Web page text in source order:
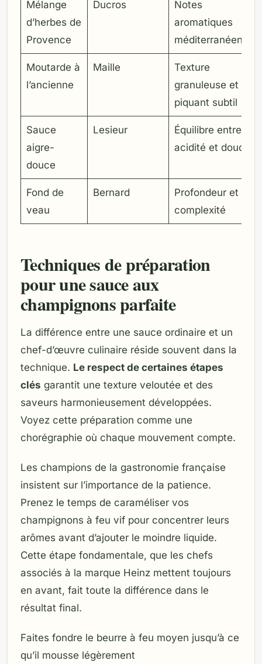
Mélange
d’herbes de
Provence
Ducros
Notes
aromatiques
méditerranéennes
Moutarde à
l’ancienne
Maille
Texture
granuleuse et
piquant subtil
Sauce
aigre-
douce
Lesieur
Équilibre entre
acidité et douceur
Fond de
veau
Bernard
Profondeur et
complexité
Techniques de préparation
pour une sauce aux
champignons parfaite
La différence entre une sauce ordinaire et un
chef-d’œuvre culinaire réside souvent dans la
technique. Le respect de certaines étapes
clés garantit une texture veloutée et des
saveurs harmonieusement développées.
Voyez cette préparation comme une
chorégraphie où chaque mouvement compte.
Les champions de la gastronomie française
insistent sur l’importance de la patience.
Prenez le temps de caraméliser vos
champignons à feu vif pour concentrer leurs
arômes avant d’ajouter le moindre liquide.
Cette étape fondamentale, que les chefs
associés à la marque Heinz mettent toujours
en avant, fait toute la différence dans le
résultat final.
Faites fondre le beurre à feu moyen jusqu’à ce
qu’il mousse légèrement